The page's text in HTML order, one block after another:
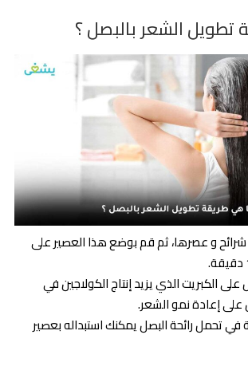
الشعر بالبصل ؟
و عصرها، ثم قم بوضع هذا العصير على
الكبريت الذي يزيد إنتاج الكولاجين في
على إعادة نمو الشعر.
تحمل رائحة البصل يمكنك استبداله بعصير